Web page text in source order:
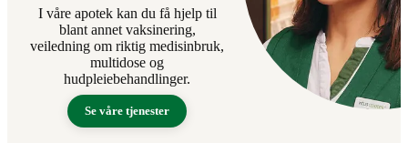
I våre apotek kan du få hjelp til
blant annet vaksinering,
veiledning om riktig medisinbruk,
multidose og
hudpleiebehandlinger.
Se våre tjenester